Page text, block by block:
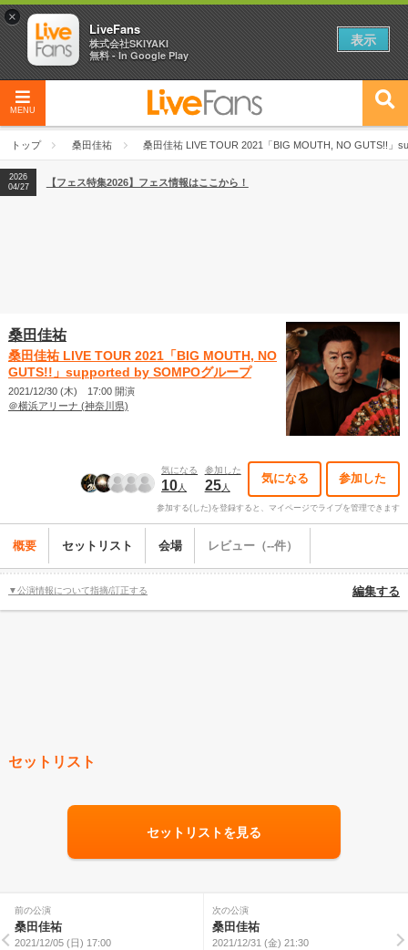
MENU
トップ 桑田佳祐 桑田佳祐 LIVE TOUR 2021「BIG MOUTH, NO GUTS!!」
2026
04/27
2026
【ライブ動員ランキング】2026年上半期編発表！
2026
04/27
【フェス特集2026】フェス情報はここから！
桑田佳祐
桑田佳祐 LIVE TOUR 2021「BIG MOUTH, NO
GUTS!!」supported by SOMPOグループ
2021/12/30 (木) 17:00 開演
＠横浜アリーナ (神奈川県)
気になる
10人
参加した
25人
気になる 参加した
参加する(した)を登録すると、マイページでライブを管理できます
概要 セットリスト 会場 レビュー（--件）
▼公演情報について指摘/訂正する 編集する
セットリスト
セットリストを見る
前の公演
桑田佳祐
2021/12/05 (日) 17:00
次の公演
桑田佳祐
2021/12/31 (金) 21:30
×
LiveFans
株式会社SKIYAKI
無料 - In Google Play
表示